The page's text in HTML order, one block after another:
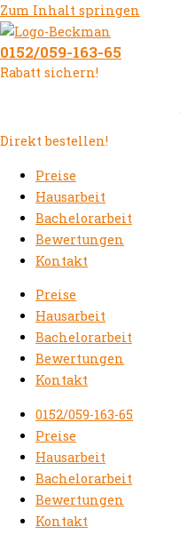
Zum Inhalt springen
0152/059-163-65
Rabatt sichern!
Direkt bestellen!
Preise
Hausarbeit
Bachelorarbeit
Bewertungen
Kontakt
Preise
Hausarbeit
Bachelorarbeit
Bewertungen
Kontakt
0152/059-163-65
Preise
Hausarbeit
Bachelorarbeit
Bewertungen
Kontakt